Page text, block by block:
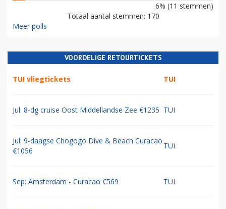
6% (11 stemmen)
Totaal aantal stemmen: 170
Meer polls
VOORDELIGE RETOURTICKETS
TUI vliegtickets TUI
Jul: 8-dg cruise Oost Middellandse Zee €1235 TUI
Jul: 9-daagse Chogogo Dive & Beach Curacao
€1056
TUI
Sep: Amsterdam - Curacao €569 TUI